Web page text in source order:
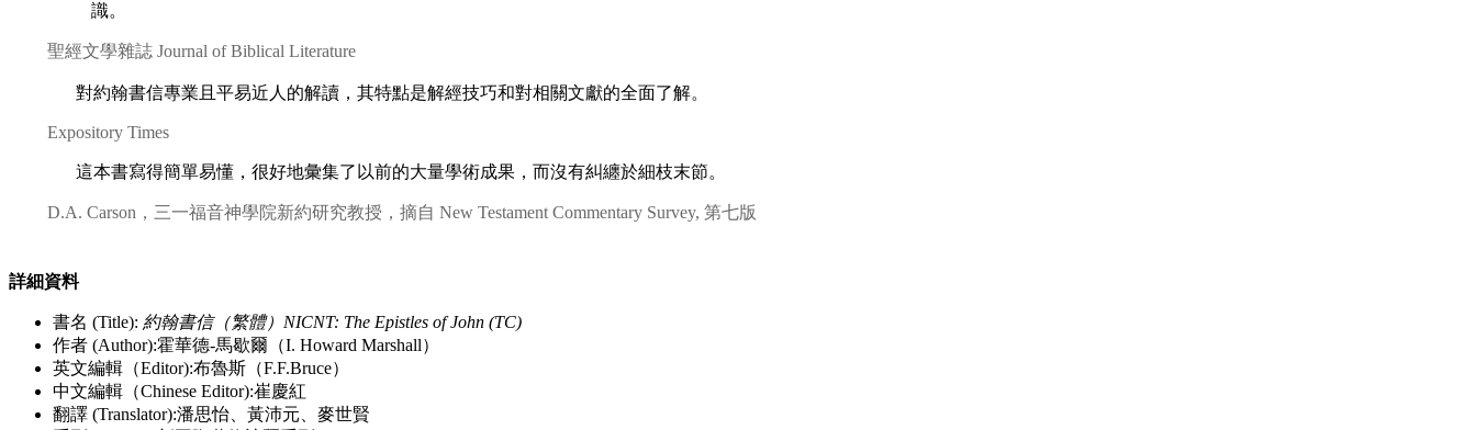
識。
聖經文學雜誌 Journal of Biblical Literature
對約翰書信專業且平易近人的解讀，其特點是解經技巧和對相關文獻的全面了解。
Expository Times
這本書寫得簡單易懂，很好地彙集了以前的大量學術成果，而沒有糾纏於細枝末節。
D.A. Carson，三一福音神學院新約研究教授，摘自 New Testament Commentary Survey, 第七版
詳細資料
書名 (Title): 約翰書信（繁體）NICNT: The Epistles of John (TC)
作者 (Author):霍華德-馬歇爾（I. Howard Marshall）
英文編輯（Editor):布魯斯（F.F.Bruce）
中文編輯（Chinese Editor):崔慶紅
翻譯 (Translator):潘思怡、黃沛元、麥世賢